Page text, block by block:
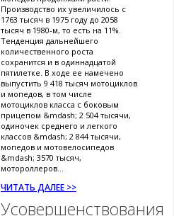
Производство их увеличилось с
1763 тысяч в 1975 году до 2058
тысяч в 1980-м, то есть на 11%.
Тенденция дальнейшего
количественного роста
сохранится и в одиннадцатой
пятилетке. В ходе ее намечено
выпустить 9 418 тысяч мотоциклов
и мопедов, в том числе
мотоциклов класса с боковым
прицепом &mdash; 2 504 тысячи,
одиночек среднего и легкого
классов &mdash; 2 844 тысячи,
мопедов и мотовелосипедов
&mdash; 3570 тысяч,
мотороллеров...
ЧИТАТЬ ДАЛЕЕ >>
Усовершенствования